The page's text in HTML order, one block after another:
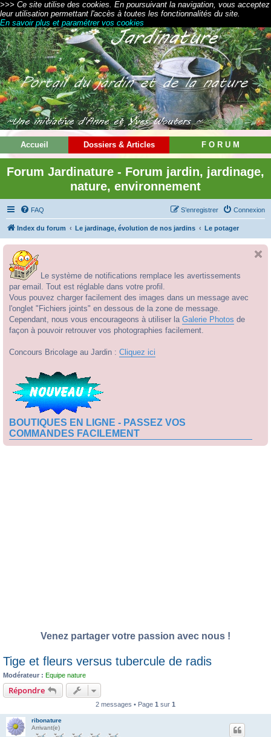
>>> Ce site utilise des cookies. En poursuivant la navigation, vous acceptez
leur utilisation permettant l'accès à toutes les fonctionnalités du site.
En savoir plus et paramétrer vos cookies
Accueil Dossiers & Articles F O R U M
Forum Jardinature - Forum jardin, jardinage,
nature, environnement
FAQ Connexion
S’enregistrer
Index du forum Le jardinage, évolution de nos jardins Le potager
Le système de notifications remplace les avertissements
par email. Tout est réglable dans votre profil.
Vous pouvez charger facilement des images dans un message avec
l'onglet "Fichiers joints" en dessous de la zone de message.
Cependant, nous vous encourageons à utiliser la Galerie Photos de
façon à pouvoir retrouver vos photographies facilement.
Concours Bricolage au Jardin : Cliquez ici
BOUTIQUES EN LIGNE - PASSEZ VOS
COMMANDES FACILEMENT
Venez partager votre passion avec nous !
Tige et fleurs versus tubercule de radis
Modérateur : Equipe nature
Répondre
2 messages • Page 1 sur 1
ribonature
Arrivant(e)